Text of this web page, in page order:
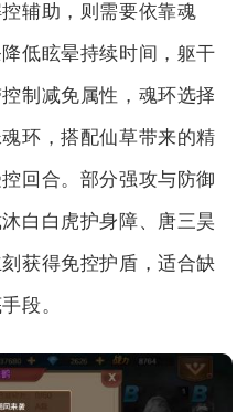
辅助，则需要依靠魂
低眩晕持续时间，躯干
制减免属性，魂环选择
环，搭配仙草带来的精
回合。部分强攻与防御
白白虎护身障、唐三昊
获得免控护盾，适合缺
段。